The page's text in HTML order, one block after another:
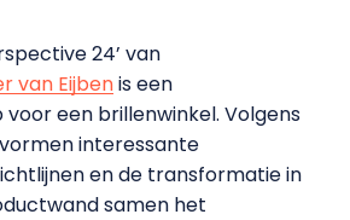
24’ van
van Eijbenis een
een brillenwinkel. Volgens
interessante
en de transformatie in
samen het